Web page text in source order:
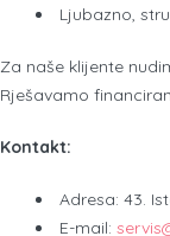
Ljubazno,
Za naše klijente
Rješavamo
Kontakt:
Adresa: 43.
E-mail: